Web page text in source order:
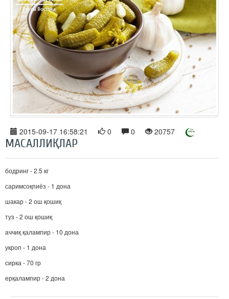
2015-09-17 16:58:21 0 0 20757
МАСАЛЛИҚЛАР
бодринг - 2.5 кг
саримсоқпиёз - 1 дона
шакар - 2 ош қошиқ
туз - 2 ош қошиқ
аччиқ қалампир - 10 дона
укроп - 1 дона
сирка - 70 гр
ерқалампир - 2 дона